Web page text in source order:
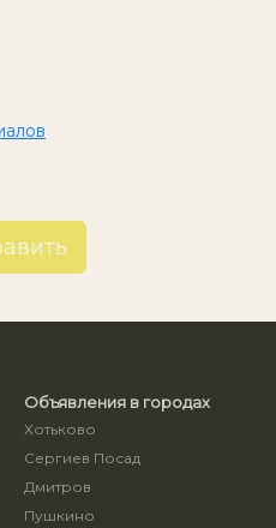
Объявления в городах
Хотьково
Сергиев Посад
Дмитров
Пушкино